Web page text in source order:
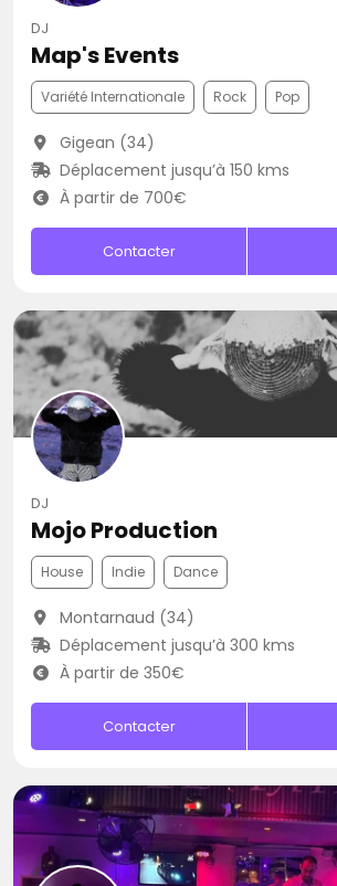
DJ
Map's Events
Variété Internationale Rock Pop
Gigean (34)
Déplacement jusqu’à 150 kms
À partir de 700€
Contacter
DJ
Mojo Production
House Indie Dance
Montarnaud (34)
Déplacement jusqu’à 300 kms
À partir de 350€
Contacter